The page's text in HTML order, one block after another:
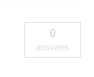
0
answers